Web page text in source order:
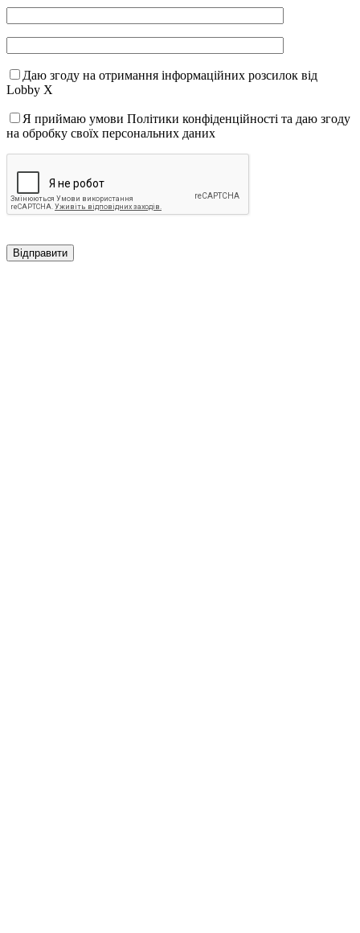
Даю згоду на отримання інформаційних розсилок від
Lobby X
Я приймаю умови Політики конфіденційності та даю згоду
на обробку своїх персональних даних